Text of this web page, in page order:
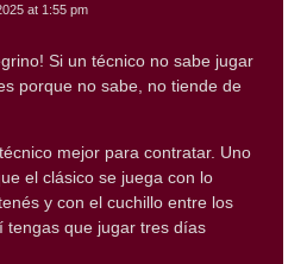
at 1:55 pm
Si un técnico no sabe jugar
porque no sabe, no tiende de
mejor para contratar. Uno
el clásico se juega con lo
y con el cuchillo entre los
tengas que jugar tres días